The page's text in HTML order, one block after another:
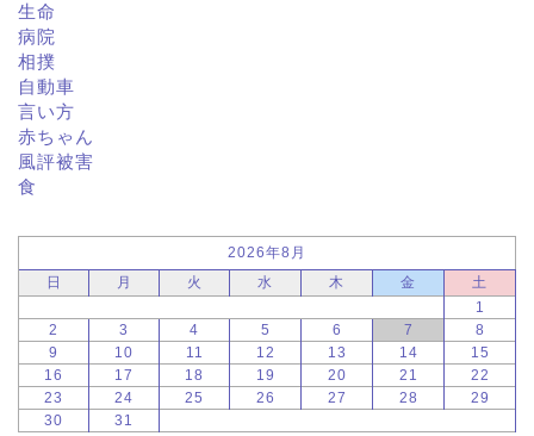
生命
病院
相撲
自動車
言い方
赤ちゃん
風評被害
食
2026年8月
日
月 火 水 木 金
土
1
2
3 4 5 6 7
8
9
10 11 12 13 14
15
16
17 18 19 20 21
22
23
24 25 26 27 28
29
30
31